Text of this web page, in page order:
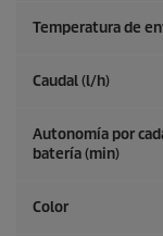
Temperatura de
Caudal (l/h)
Autonomía por
batería (min)
Color